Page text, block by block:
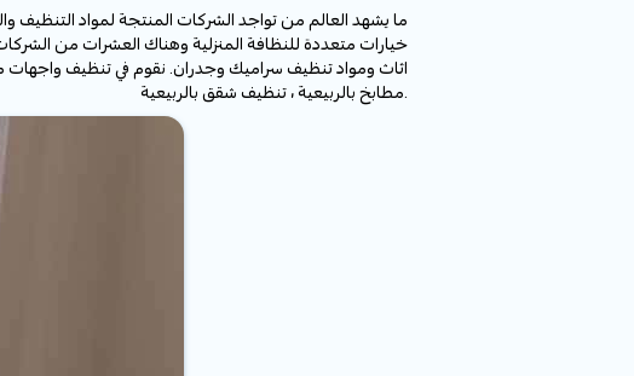
ما يشهد العالم من تواجد الشركات المنتجة لمواد التنظيف
خيارات متعددة للنظافة المنزلية وهناك العشرات من
اثاث ومواد تنظيف سراميك وجدران. نقوم في تنظيف
مطابخ بالربيعية ، تنظيف شقق بالربيعية.